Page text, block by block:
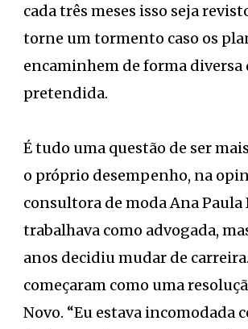
cada três meses isso seja
torne um tormento caso os
encaminhem de forma diversa
pretendida.
É tudo uma questão de ser
o próprio desempenho, na
consultora de moda Ana Paula
trabalhava como advogada,
anos decidiu mudar de
começaram como uma
Novo. “Eu estava incomodada